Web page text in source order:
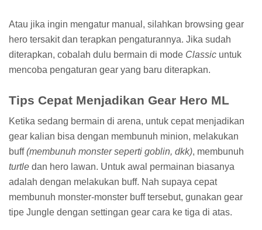
Atau jika ingin mengatur manual, silahkan browsing gear
hero tersakit dan terapkan pengaturannya. Jika sudah
diterapkan, cobalah dulu bermain di mode Classic untuk
mencoba pengaturan gear yang baru diterapkan.
Tips Cepat Menjadikan Gear Hero ML
Ketika sedang bermain di arena, untuk cepat menjadikan
gear kalian bisa dengan membunuh minion, melakukan
buff(membunuh monster seperti goblin, dkk), membunuh
turtle dan hero lawan. Untuk awal permainan biasanya
adalah dengan melakukan buff. Nah supaya cepat
membunuh monster-monster buff tersebut, gunakan gear
tipe Jungle dengan settingan gear cara ke tiga di atas.